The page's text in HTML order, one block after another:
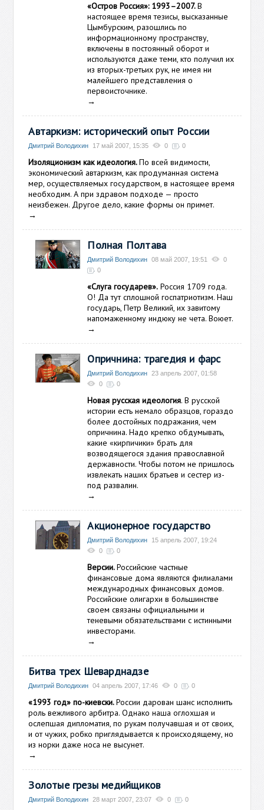
«Остров Россия»: 1993–2007.В
настоящее время тезисы, высказанные
Цымбурским, разошлись по
информационному пространству,
включены в постоянный оборот и
используются даже теми, кто получил их
из вторых-третьих рук, не имея ни
малейшего представления о
первоисточнике.
→
Автаркизм: исторический опыт России
Дмитрий Володихин 17 май 2007, 15:35 0 0
Изоляционизм как идеология.По всей видимости,
экономический автаркизм, как продуманная система
мер, осуществляемых государством, в настоящее время
необходим. А при здравом подходе — просто
неизбежен. Другое дело, какие формы он примет.
→
Полная Полтава
Дмитрий Володихин 08 май 2007, 19:51
0
0
«Слуга государев». Россия 1709 года.
О! Да тут сплошной госпатриотизм. Наш
государь, Петр Великий, их завитому
напомаженному индюку не чета. Воюет.
→
Опричнина: трагедия и фарс
Дмитрий Володихин
23 апрель 2007, 01:58
0
0
Новая русская идеология. В русской
истории есть немало образцов, гораздо
более достойных подражания, чем
опричнина. Надо крепко обдумывать,
какие «кирпичики» брать для
возводящегося здания православной
державности. Чтобы потом не пришлось
извлекать наших братьев и сестер из-
под развалин.
→
Акционерное государство
Дмитрий Володихин
15 апрель 2007, 19:24
0
0
Версии.Российские частные
финансовые дома являются филиалами
международных финансовых домов.
Российские олигархи в большинстве
своем связаны официальными и
теневыми обязательствами с истинными
инвесторами.
→
Битва трех Шеварднадзе
Дмитрий Володихин 04 апрель 2007, 17:46 0 0
«1993 год» по-киевски.России дарован шанс исполнить
роль вежливого арбитра. Однако наша оглохшая и
ослепшая дипломатия, по рукам получавшая и от своих,
и от чужих, робко приглядывается к происходящему, но
из норки даже носа не высунет.
→
Золотые грезы медийщиков
Дмитрий Володихин 28 март 2007, 23:07 0 0